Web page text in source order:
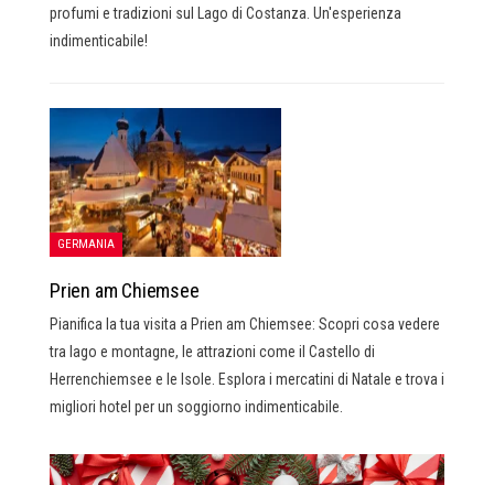
profumi e tradizioni sul Lago di Costanza. Un'esperienza
indimenticabile!
GERMANIA
Prien am Chiemsee
Pianifica la tua visita a Prien am Chiemsee: Scopri cosa vedere
tra lago e montagne, le attrazioni come il Castello di
Herrenchiemsee e le Isole. Esplora i mercatini di Natale e trova i
migliori hotel per un soggiorno indimenticabile.